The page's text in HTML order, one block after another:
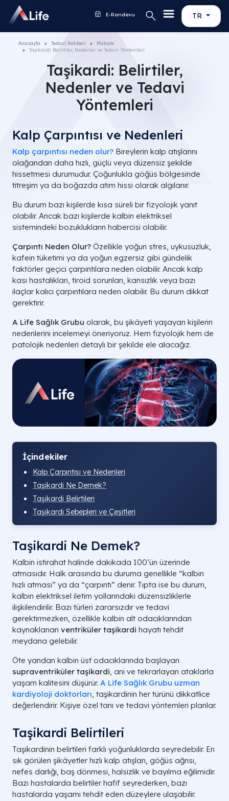
TR
E-Randevu
Anasayfa Tedavi Rehberi
Makale
Taşikardi: Belirtiler, Nedenler ve Tedavi Yöntemleri
Taşikardi: Belirtiler,
Nedenler ve Tedavi
Yöntemleri
Kalp Çarpıntısı ve Nedenleri
Kalp çarpıntısı neden olur? Bireylerin kalp atışlarını
olağandan daha hızlı, güçlü veya düzensiz şekilde
hissetmesi durumudur. Çoğunlukla göğüs bölgesinde
titreşim ya da boğazda atım hissi olarak algılanır.
Bu durum bazı kişilerde kısa süreli bir fizyolojik yanıt
olabilir. Ancak bazı kişilerde kalbin elektriksel
sistemindeki bozuklukların habercisi olabilir.
Çarpıntı Neden Olur? Özellikle yoğun stres, uykusuzluk,
kafein tüketimi ya da yoğun egzersiz gibi gündelik
faktörler geçici çarpıntılara neden olabilir. Ancak kalp
kası hastalıkları, tiroid sorunları, kansızlık veya bazı
ilaçlar kalıcı çarpıntılara neden olabilir. Bu durum dikkat
gerektirir.
A Life Sağlık Grubu olarak, bu şikâyeti yaşayan kişilerin
nedenlerini incelemeyi öneriyoruz. Hem fizyolojik hem de
patolojik nedenleri detaylı bir şekilde ele alacağız.
İçindekiler
Kalp Çarpıntısı ve Nedenleri
Taşikardi Ne Demek?
Taşikardi Belirtileri
Taşikardi Sebepleri ve Çeşitleri
Taşikardi Ne Demek?
Kalbin istirahat halinde dakikada 100’ün üzerinde
atmasıdır. Halk arasında bu duruma genellikle “kalbin
hızlı atması” ya da “çarpıntı” denir. Tıpta ise bu durum,
kalbin elektriksel iletim yollarındaki düzensizliklerle
ilişkilendirilir. Bazı türleri zararsızdır ve tedavi
gerektirmezken, özellikle kalbin alt odacıklarından
kaynaklanan ventriküler taşikardi hayatı tehdit
meydana gelebilir.
Öte yandan kalbin üst odacıklarında başlayan
supraventriküler taşikardi, ani ve tekrarlayan ataklarla
yaşam kalitesini düşürür. A Life Sağlık Grubu uzman
kardiyoloji doktorları, taşikardinin her türünü dikkatlice
değerlendirir. Kişiye özel tanı ve tedavi yöntemleri planlar.
Taşikardi Belirtileri
Taşikardinin belirtileri farklı yoğunluklarda seyredebilir. En
sık görülen şikâyetler hızlı kalp atışları, göğüs ağrısı,
nefes darlığı, baş dönmesi, halsizlik ve bayılma eğilimidir.
Bazı hastalarda belirtiler hafif seyrederken, bazı
hastalarda yaşamı tehdit eden düzeylere ulaşabilir.